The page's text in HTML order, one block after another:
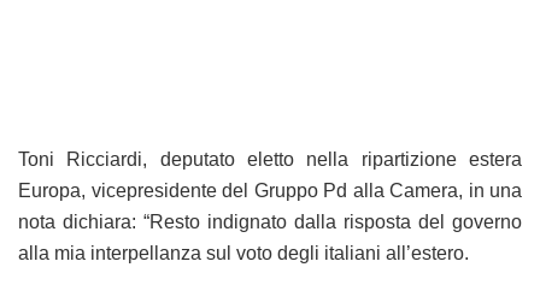
Toni Ricciardi, deputato eletto nella ripartizione estera
Europa, vicepresidente del Gruppo Pd alla Camera, in una
nota dichiara: “Resto indignato dalla risposta del governo
alla mia interpellanza sul voto degli italiani all’estero.